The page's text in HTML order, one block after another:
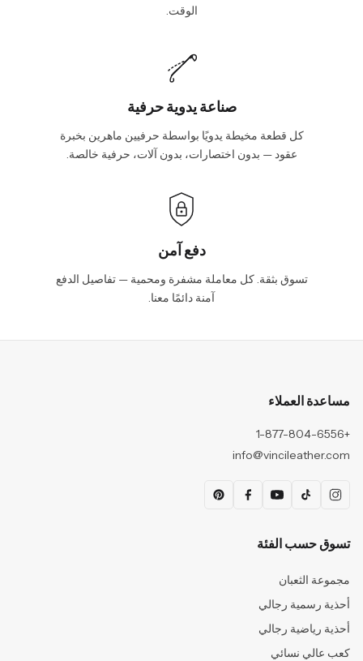
الوقت.
صناعة يدوية حرفية
كل قطعة مخيطة يدويًا بواسطة حرفيين ماهرين بخبرة
عقود — بدون اختصارات، بدون آلات، حرفية خالصة.
دفع آمن
تسوق بثقة. كل معاملة مشفرة ومحمية — تفاصيل الدفع
آمنة دائمًا معنا.
مساعدة العملاء
+1-877-804-6556
info@vincileather.com
تسوق حسب الفئة
مجموعة الثعبان
أحذية رسمية رجالي
أحذية رياضية رجالي
كعب عالي نسائي